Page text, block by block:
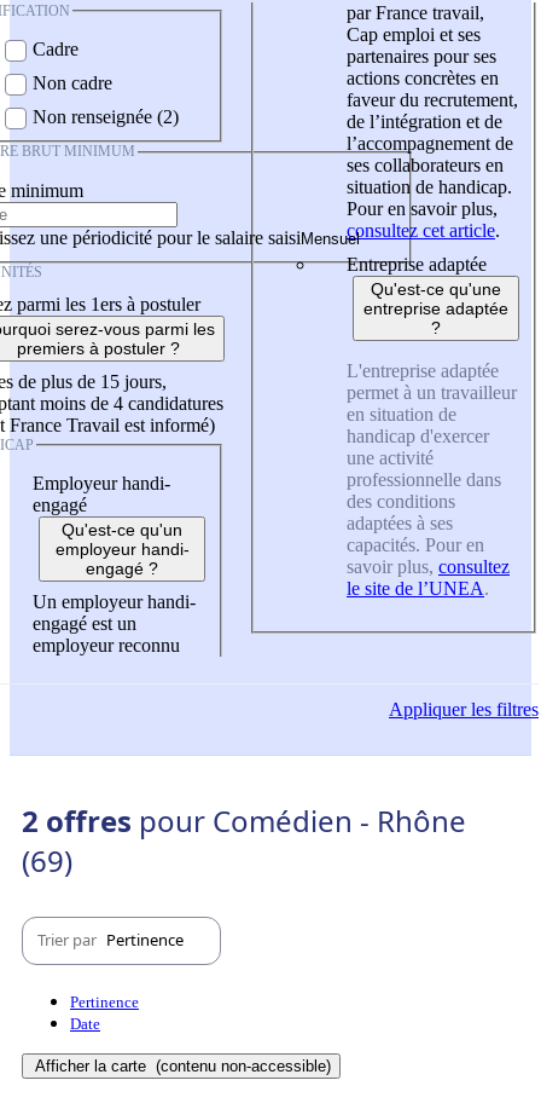
Cadre
Non cadre
Non renseignée (2)
BRUT MINIMUM
minimum
une périodicité pour le salaire saisi
parmi les 1ers à postuler
serez-vous parmi les
premiers à postuler ?
de plus de 15 jours,
moins de 4 candidatures
France Travail est informé)
Employeur handi-
engagé
Qu'est-ce qu'un
employeur handi-
engagé ?
Un employeur handi-
engagé est un
employeur reconnu
par France travail,
Cap emploi et ses
partenaires pour ses
actions concrètes en
faveur du recrutement,
de l’intégration et de
l’accompagnement de
ses collaborateurs en
situation de handicap.
Pour en savoir plus,
consultez cet article.
Entreprise adaptée
Qu'est-ce qu'une
entreprise adaptée
?
L'entreprise adaptée
permet à un travailleur
en situation de
handicap d'exercer
une activité
professionnelle dans
des conditions
adaptées à ses
capacités. Pour en
savoir plus, consultez
le site de l’UNEA.
Appliquerles filtres
2 offres pour Comédien - Rhône
(69)
Trier par Pertinence
Pertinence
Date
Afficher la carte (contenu non-accessible)